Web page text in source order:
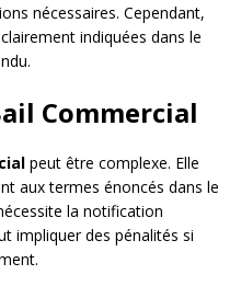
nécessaires. Cependant,
indiquées dans le
Commercial
peut être complexe. Elle
aux termes énoncés dans le
la notification
impliquer des pénalités si